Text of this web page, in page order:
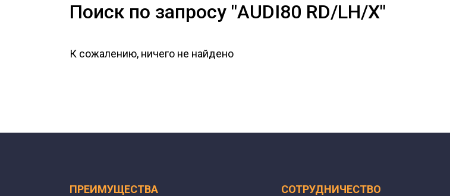
Поиск по запросу "AUDI80 RD/LH/X"
К сожалению, ничего не найдено
ПРЕИМУЩЕСТВА СОТРУДНИЧЕСТВО